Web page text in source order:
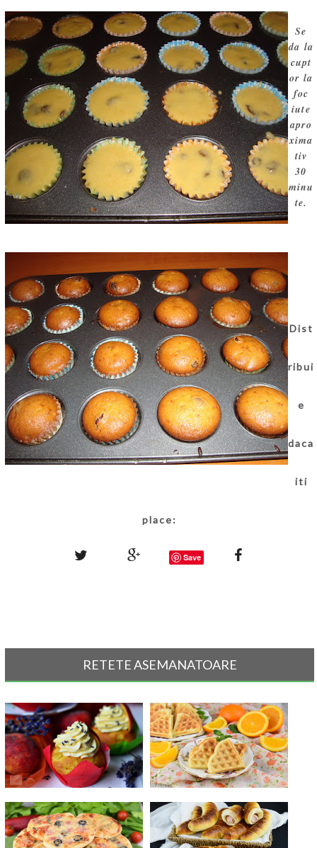
Se
da la
cupt
or la
foc
iute
apro
xima
tiv
30
minu
te.
Dist
ribui
e
daca
iti
place:
Save
RETETE ASEMANATOARE
Cupcakes cu piersici si crema de
un[...]
Waffles cu portocale